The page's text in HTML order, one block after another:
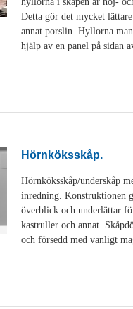
Detta gör det mycket
annat porslin. Hyllorna
hjälp av en panel på sidan
Hörnköksskåp.
Hörnköksskåp/underskåp
inredning. Konstruktionen
överblick och underlättar
kastruller och annat.
och försedd med vanligt